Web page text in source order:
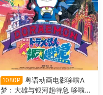
1080P
粤语动画电影哆啦A
梦：大雄与银河超特急 哆啦A